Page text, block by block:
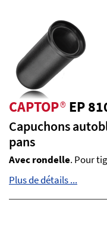
CAPTOP®EP
Capuchons
pans
Avec rondelle. Pour
Plus de détails ...